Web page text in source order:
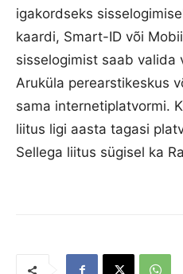
igakordseks
kaardi, Smart-ID või
sisselogimist saab valida
Aruküla perearstikeskus
sama internetiplatvormi.
liitus ligi aasta tagasi
Sellega liitus sügisel ka